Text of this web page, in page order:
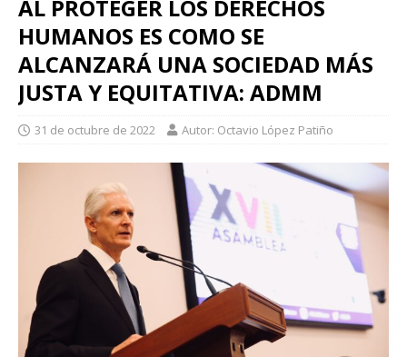
AL PROTEGER LOS DERECHOS
HUMANOS ES COMO SE
ALCANZARÁ UNA SOCIEDAD MÁS
JUSTA Y EQUITATIVA: ADMM
31 de octubre de 2022 Autor: Octavio López Patiño